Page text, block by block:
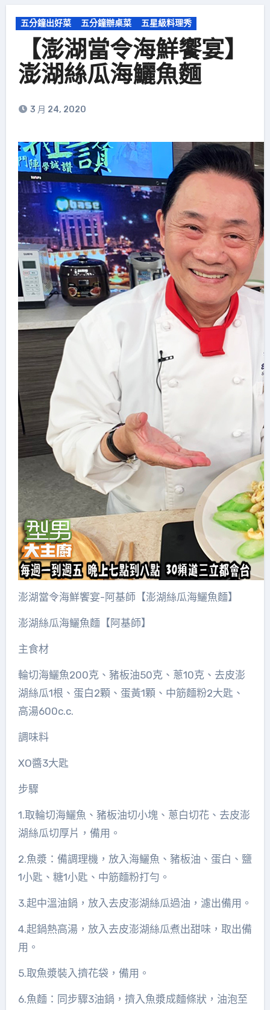
五分鐘出好菜 五分鐘辦桌菜 五星級料理秀
【澎湖當令海鮮饗宴】
澎湖絲瓜海鱺魚麵
3 月 24, 2020
澎湖當令海鮮饗宴-阿基師【澎湖絲瓜海鱺魚麵】
澎湖絲瓜海鱺魚麵【阿基師】
主食材
輪切海鱺魚200克、豬板油50克、蔥10克、去皮澎
湖絲瓜1根、蛋白2顆、蛋黃1顆、中筋麵粉2大匙、
高湯600c.c.
調味料
XO醬3大匙
步驟
1.取輪切海鱺魚、豬板油切小塊、蔥白切花、去皮澎
湖絲瓜切厚片，備用。
2.魚漿：備調理機，放入海鱺魚、豬板油、蛋白、鹽
1小匙、糖1小匙、中筋麵粉打勻。
3.起中溫油鍋，放入去皮澎湖絲瓜過油，濾出備用。
4.起鍋熱高湯，放入去皮澎湖絲瓜煮出甜味，取出備
用。
5.取魚漿裝入擠花袋，備用。
6.魚麵：同步驟3油鍋，擠入魚漿成麵條狀，油泡至